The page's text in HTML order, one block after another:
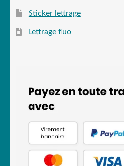
Sticker lettrage
Lettrage fluo